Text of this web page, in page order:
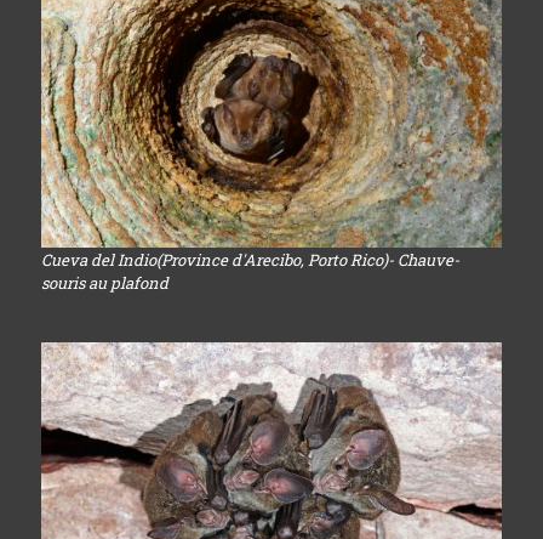
Cueva del Indio(Province d'Arecibo, Porto Rico)- Chauve-
souris au plafond